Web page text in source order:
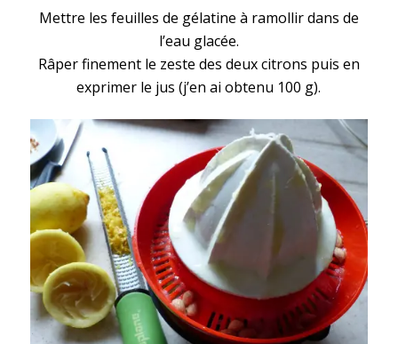
Mettre les feuilles de gélatine à ramollir dans de
l’eau glacée.
Râper finement le zeste des deux citrons puis en
exprimer le jus (j’en ai obtenu 100 g).